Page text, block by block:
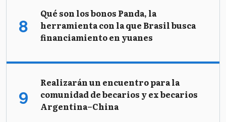
Qué son los bonos Panda, la
herramienta con la que Brasil busca
financiamiento en yuanes
Realizarán un encuentro para la
comunidad de becarios y ex becarios
Argentina–China